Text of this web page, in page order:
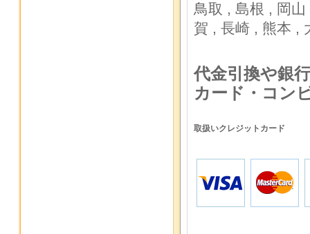
鳥取 , 島根 , 岡
賀 , 長崎 , 熊本 ,
代金引換や銀
カード・コン
取扱いクレジットカード